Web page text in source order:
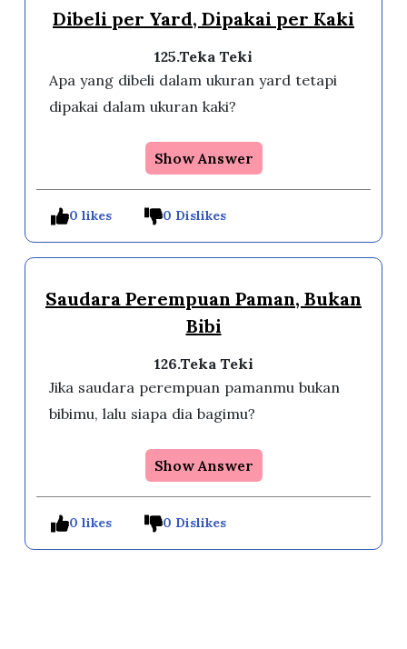
Dibeli per Yard, Dipakai per Kaki
125.Teka Teki
Apa yang dibeli dalam ukuran yard tetapi
dipakai dalam ukuran kaki?
Show Answer
0 likes 0 Dislikes
Saudara Perempuan Paman, Bukan
Bibi
126.Teka Teki
Jika saudara perempuan pamanmu bukan
bibimu, lalu siapa dia bagimu?
Show Answer
0 likes 0 Dislikes